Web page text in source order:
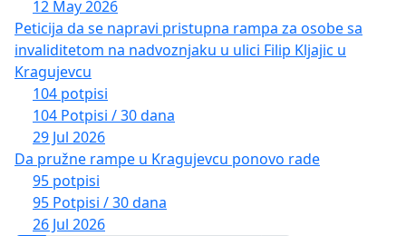
12 May 2026
Peticija da se napravi pristupna rampa za osobe sa
invaliditetom na nadvoznjaku u ulici Filip Kljajic u
Kragujevcu
104 potpisi
104 Potpisi / 30 dana
29 Jul 2026
Da pružne rampe u Kragujevcu ponovo rade
95 potpisi
95 Potpisi / 30 dana
26 Jul 2026